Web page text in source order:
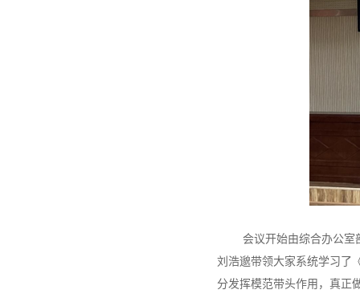
会议开始由综合办公室
刘浩邈带领大家系统学习了
分发挥模范带头作用，真正